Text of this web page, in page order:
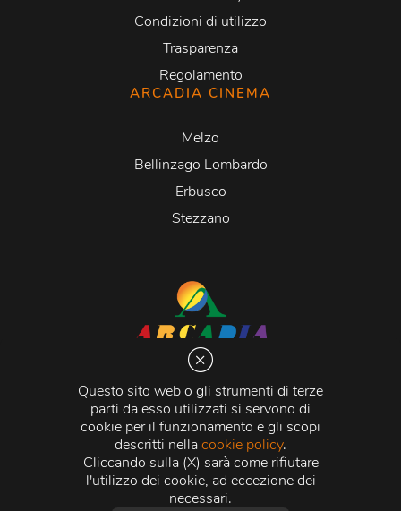
Questo sito web o gli strumenti di terze
parti da esso utilizzati si servono di
cookie per il funzionamento e gli scopi
descritti nellacookie policy.
Cliccando sulla (X) sarà come rifiutare
l'utilizzo dei cookie, ad eccezione dei
necessari.
Condizioni di utilizzo
Trasparenza
Regolamento
ARCADIA CINEMA
Melzo
Bellinzago Lombardo
Erbusco
Stezzano
Via Martiri della Libertà 20066 Melzo (MI)
C.C.I.A.A. - R.E.A di Milano n. 1427910
Registro delle Imprese di Milano n. 338392 -
Fiscale e Partita Iva11015840157 | Capitale Sociale
500.000,00 i.v.
Credits:Crea Informatica S.r.l. 2026 © Tutti i diritti
riservati.